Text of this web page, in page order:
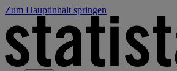
Zum Hauptinhalt springen